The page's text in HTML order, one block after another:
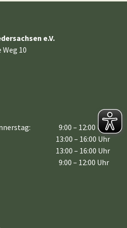
e.V.
10
9:00 – 12:00 Uhr
13:00 – 16:00 Uhr
13:00 – 16:00 Uhr
9:00 – 12:00 Uhr